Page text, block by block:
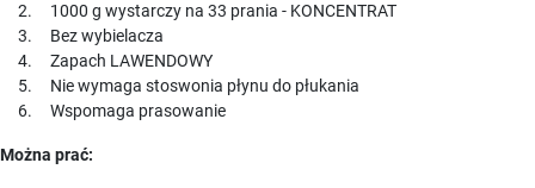
1000 g wystarczy na 33 prania - KONCENTRAT
Bez wybielacza
Zapach LAWENDOWY
Nie wymaga stoswonia płynu do płukania
Wspomaga prasowanie
Można prać: